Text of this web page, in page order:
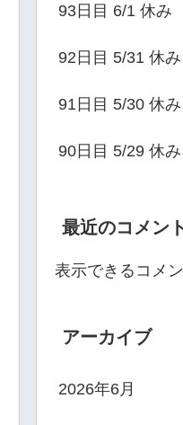
93日目 6/1 休み
92日目 5/31 休み
91日目 5/30 休み
90日目 5/29 休み
最近のコメント
表示できるコメ
アーカイブ
2026年6月